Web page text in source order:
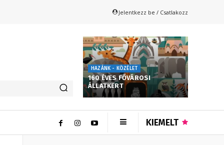
Jelentkezz be / Csatlakozz
HAZÁNK - KÖZÉLET
160 ÉVES FŐVÁROSI
ÁLLATKERT
KIEMELT